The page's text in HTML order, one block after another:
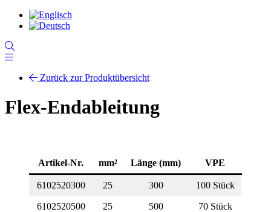
Zurück zur Produktübersicht
Flex-Endableitung
Artikel-Nr. mm² Länge (mm) VPE
6102520300 25 300 100 Stück
6102520500 25 500 70 Stück